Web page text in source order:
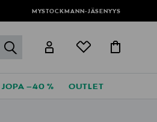
MYSTOCKMANN-JÄSENYYS
label.header.go
–40 % OUTLET